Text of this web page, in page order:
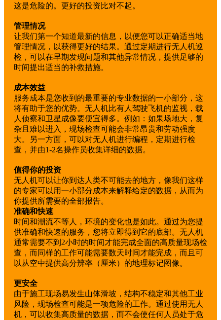
这是危险的。更好的投资比对不起。
管理情况
让我们第一个知道最新的信息，以便您可以正确适当地
管理情况，以获得更好的结果。通过定期进行无人机巡
检，可以在早期发现问题和其他异常情况，提供足够的
时间提出适当的补救措施。
成本效益
服务成本是您收到的最重要的专业数据的一小部分，这
将有助于您的优势。无人机比有人驾驶飞机的监视，载
人侦察和卫星成像要便宜得多。例如：如果场地大，复
杂且难以进入，现场检查可能会非常昂贵和劳动强度
大。另一方面，可以对无人机进行编程，定期进行检
查，并由1-2名操作员收集详细的数据。
值得你的投资
无人机可以让你到达人类不可能去的地方，像我们这样
的专家可以用一小部分成本来解释给定的数据，从而为
你提供所需要的全部报告。
准确和快速
时间和潮流不等人，环境的变化也是如此。通过为您提
供准确和快速的服务，您将立即得到它的底部。无人机
通常需要不到2小时的时间才能完成全面的高质量现场检
查，而同样的工作可能需要数天时间才能完成，而且可
以从空中提供高分辨率（厘米）的地理标记图像。
更安全
由于施工现场易发生山体滑坡，结构不稳定和其他工业
风险，现场检查可能是一项危险的工作。通过使用无人
机，可以收集高质量的数据，而不会使任何人员处于危